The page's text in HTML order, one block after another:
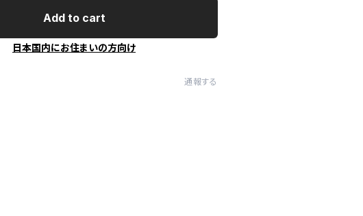
Add to cart
日本国内にお住まいの方向け
通報する